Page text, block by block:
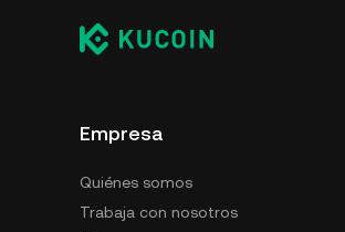
Empresa
Quiénes somos
Trabaja con nosotros